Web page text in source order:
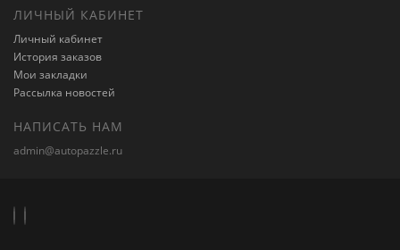
ЛИЧНЫЙ КАБИНЕТ
Личный кабинет
История заказов
Мои закладки
Рассылка новостей
НАПИСАТЬ НАМ
admin@autopazzle.ru